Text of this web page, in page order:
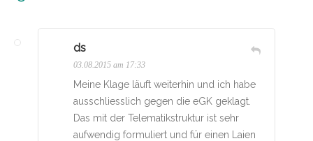
ds
03.08.2015 am 17:33
Meine Klage läuft weiterhin und ich habe
ausschliesslich gegen die eGK geklagt.
Das mit der Telematikstruktur ist sehr
aufwendig formuliert und für einen Laien